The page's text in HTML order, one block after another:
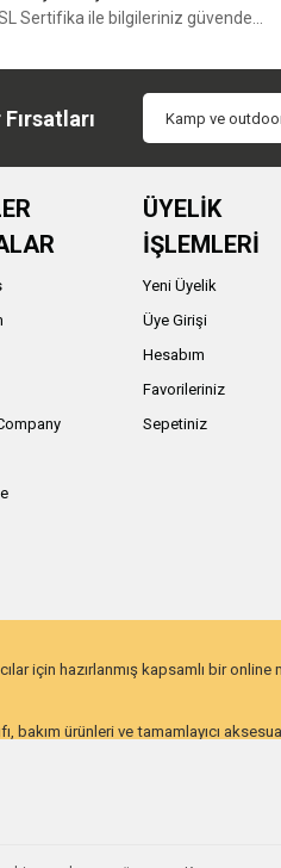
Sertifika ile bilgileriniz güvende...
ÜYELİK
İŞLEMLERİ
Yeni Üyelik
Üye Girişi
Hesabım
Favorileriniz
Sepetiniz
için hazırlanmış kapsamlı bir
ürünleri ve tamamlayıcı